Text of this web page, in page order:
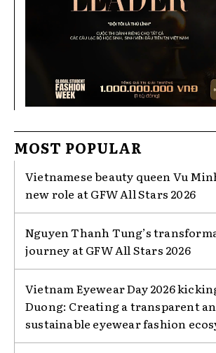
MOST POPULAR
Vietnamese beauty queen Vu
new role at GFW All Stars 2026
Nguyen Thanh Tung’s
journey at GFW All Stars 2026
Vietnam Eyewear Day 2026
Duong: Creating a transparent
sustainable eyewear fashion